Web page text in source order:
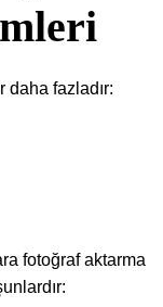
daha fazladır:
fotoğraf aktarma